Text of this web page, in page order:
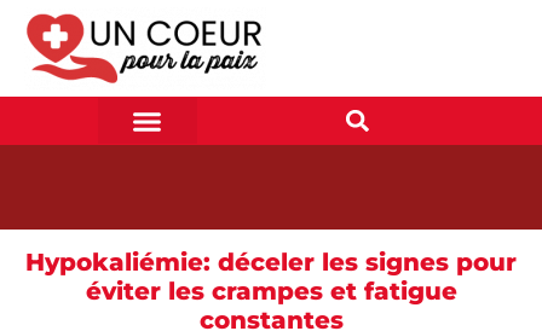
Hypokaliémie: déceler les signes pour
éviter les crampes et fatigue
constantes